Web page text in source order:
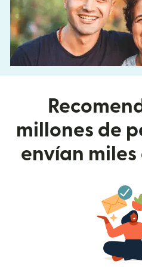
millones de
envían